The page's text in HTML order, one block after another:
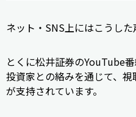
ネット・SNS上にはこうした
とくに松井証券のYouTube
投資家との絡みを通じて、
が支持されています。